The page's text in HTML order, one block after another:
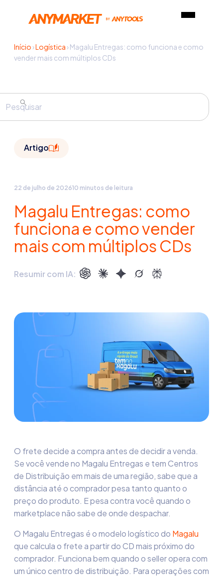
Início ›Logística ›Magalu Entregas: como funciona e como
vender mais com múltiplos CDs
Artigo
22 de julho de 202610 minutos de leitura
Magalu Entregas: como
funciona e como vender
mais com múltiplos CDs
Resumir com IA:
O frete decide a compra antes de decidir a venda.
Se você vende no Magalu Entregas e tem Centros
de Distribuição em mais de uma região, sabe que a
distância até o comprador pesa tanto quanto o
preço do produto. E pesa contra você quando o
marketplace não sabe de onde despachar.
O Magalu Entregas é o modelo logístico do Magalu
que calcula o frete a partir do CD mais próximo do
comprador. Funciona bem quando o seller opera com
um único centro de distribuição. Para operações com